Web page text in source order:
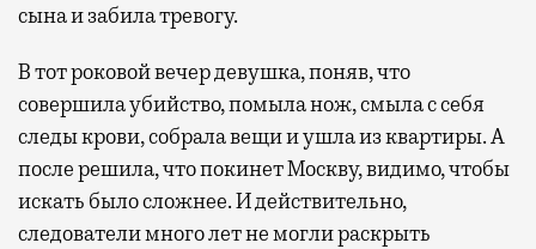
сына и забила тревогу.
В тот роковой вечер девушка, поняв, что
совершила убийство, помыла нож, смыла с себя
следы крови, собрала вещи и ушла из квартиры. А
после решила, что покинет Москву, видимо, чтобы
искать было сложнее. И действительно,
следователи много лет не могли раскрыть